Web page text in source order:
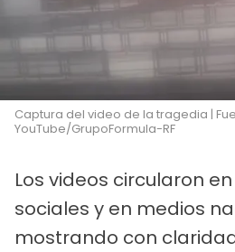
Captura del video de la tragedia |
YouTube/GrupoFormula-RF
Los videos circularon
sociales y en medios
mostrando con